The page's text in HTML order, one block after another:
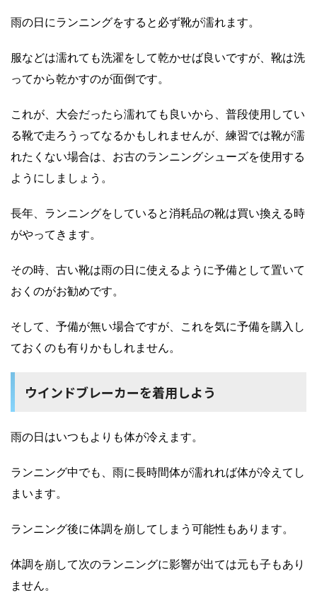
雨の日にランニングをすると必ず靴が濡れます。
服などは濡れても洗濯をして乾かせば良いですが、靴は洗
ってから乾かすのが面倒です。
これが、大会だったら濡れても良いから、普段使用してい
る靴で走ろうってなるかもしれませんが、練習では靴が濡
れたくない場合は、お古のランニングシューズを使用する
ようにしましょう。
長年、ランニングをしていると消耗品の靴は買い換える時
がやってきます。
その時、古い靴は雨の日に使えるように予備として置いて
おくのがお勧めです。
そして、予備が無い場合ですが、これを気に予備を購入し
ておくのも有りかもしれません。
ウインドブレーカーを着用しよう
雨の日はいつもよりも体が冷えます。
ランニング中でも、雨に長時間体が濡れれば体が冷えてし
まいます。
ランニング後に体調を崩してしまう可能性もあります。
体調を崩して次のランニングに影響が出ては元も子もあり
ません。